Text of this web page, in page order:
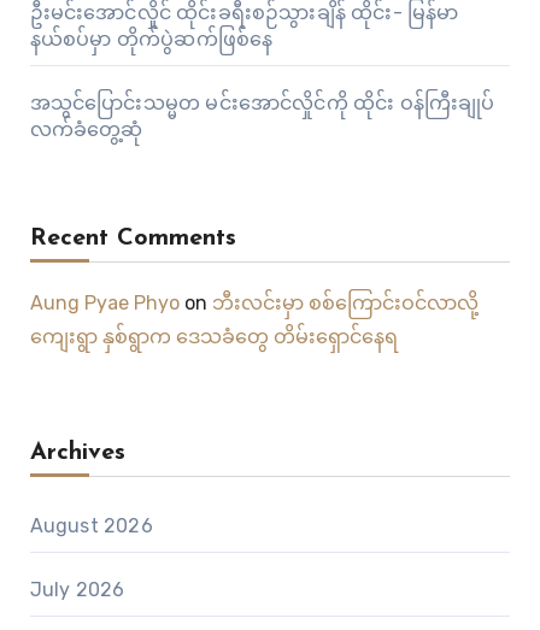
ဦးမင်းအောင်လှိုင် ထိုင်းခရီးစဉ်သွားချိန် ထိုင်း- မြန်မာ
နယ်စပ်မှာ တိုက်ပွဲဆက်ဖြစ်နေ
အသွင်ပြောင်းသမ္မတ မင်းအောင်လှိုင်ကို ထိုင်း ဝန်ကြီးချုပ်
လက်ခံတွေ့ဆုံ
Recent Comments
Aung Pyae Phyoon ဘီးလင်းမှာ စစ်ကြောင်းဝင်လာလို့
ကျေးရွာ နှစ်ရွာက ဒေသခံတွေ တိမ်းရှောင်နေရ
Archives
August 2026
July 2026